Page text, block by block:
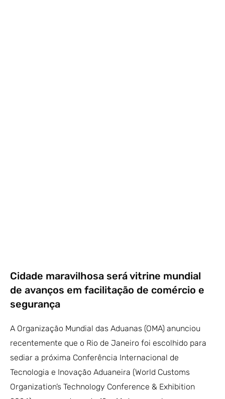
Cidade maravilhosa será vitrine mundial
de avanços em facilitação de comércio e
segurança
A Organização Mundial das Aduanas (OMA) anunciou
recentemente que o Rio de Janeiro foi escolhido para
sediar a próxima Conferência Internacional de
Tecnologia e Inovação Aduaneira (World Customs
Organization’s Technology Conference & Exhibition